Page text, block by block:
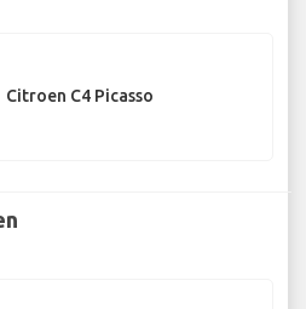
Citroen C4 Picasso